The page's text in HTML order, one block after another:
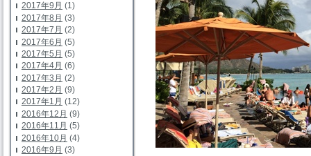
2017年9月 (1)
2017年8月 (3)
2017年7月 (2)
2017年6月 (5)
2017年5月 (5)
2017年4月 (6)
2017年3月 (2)
2017年2月 (9)
2017年1月 (12)
2016年12月 (9)
2016年11月 (5)
2016年10月 (4)
2016年9月 (3)